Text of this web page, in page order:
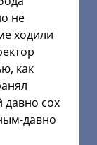
не
ходили
как
давно сох
давно